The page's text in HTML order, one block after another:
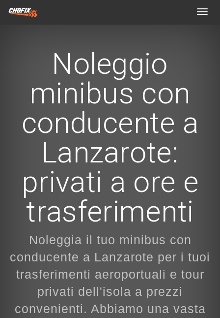
Noleggio
minibus con
conducente a
Lanzarote:
privati a ore e
trasferimenti
Noleggia il tuo minibus con
conducente a Lanzarote per i tuoi
trasferimenti aeroportuali e tour
privati dell'isola a prezzi
convenienti. Abbiamo una vasta